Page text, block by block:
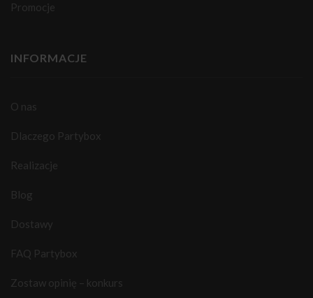
Promocje
INFORMACJE
O nas
Dlaczego Partybox
Realizacje
Blog
Dostawy
FAQ Partybox
Zostaw opinię – konkurs